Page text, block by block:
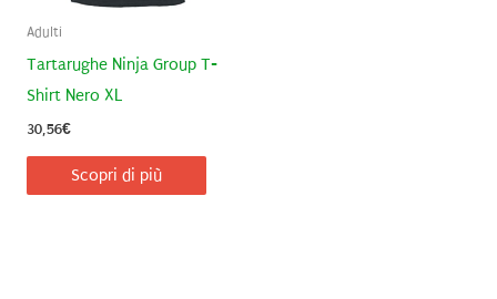
Adulti
Tartarughe Ninja Group T-
Shirt Nero XL
30,56€
Scopri di più